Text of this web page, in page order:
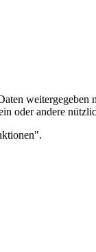
weitergegeben
oder andere